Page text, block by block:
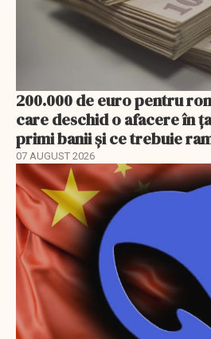
200.000 de euro pentru
care deschid o afacere în
primi banii și ce trebuie
07 AUGUST 2026